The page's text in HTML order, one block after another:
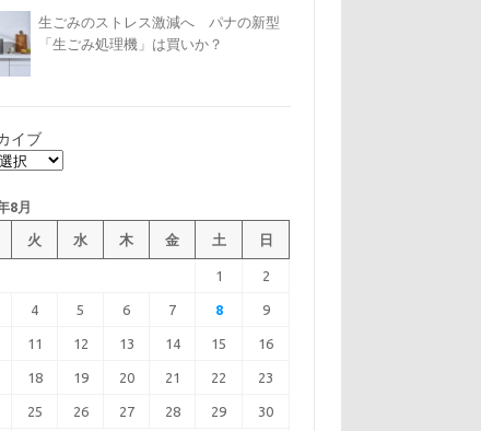
生ごみのストレス激減へ パナの新型
「生ごみ処理機」は買いか？
イブ
8月
火 水 木 金 土 日
1 2
4 5 6 7 8 9
11 12 13 14 15 16
18 19 20 21 22 23
25 26 27 28 29 30